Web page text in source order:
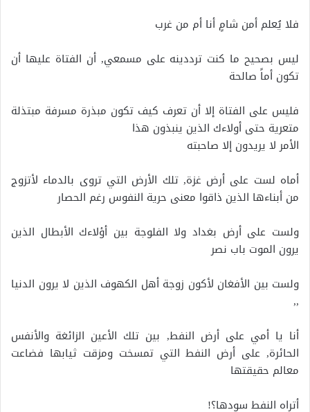
فلا يُعلم أمن شامٍ أنا أم من غرب
ليس بصحيح ما كنت ترددينه على مسمعي, أن الفتاة عليها أن
تكون أماً صالحة
فليس على الفتاة إلا أن تعرف كيف تكون مبذرة مسرفة مبتذلة
متعرية حتى أولاءك الذين ينبذون هذا
الأمر لا يريدون إلا صاحبته
أماه لست على أرض غزة, تلك الأرض التي تروى بالدماء لأتزوج
من أبناءها الذين ذاقوا معنى حرية النفوس رغم الحصار
ولست على أرض بغداد ولا الفلوجة بين أؤلاءك الأبطال الذين
يرون الموت باب نصر
ولست بين الأفغان لأكون زوجة أهل الكهوف الذين لا يرون الدنيا
,,
أنا يا أمي على أرض النفط, بين تلك الأعين الزائغة والأنفس
الحائرة, على أرض النفط التي تمسخت ومزقت ثيابها فضاعت
معالم حقيقتها
أتراه النفط سودها؟!